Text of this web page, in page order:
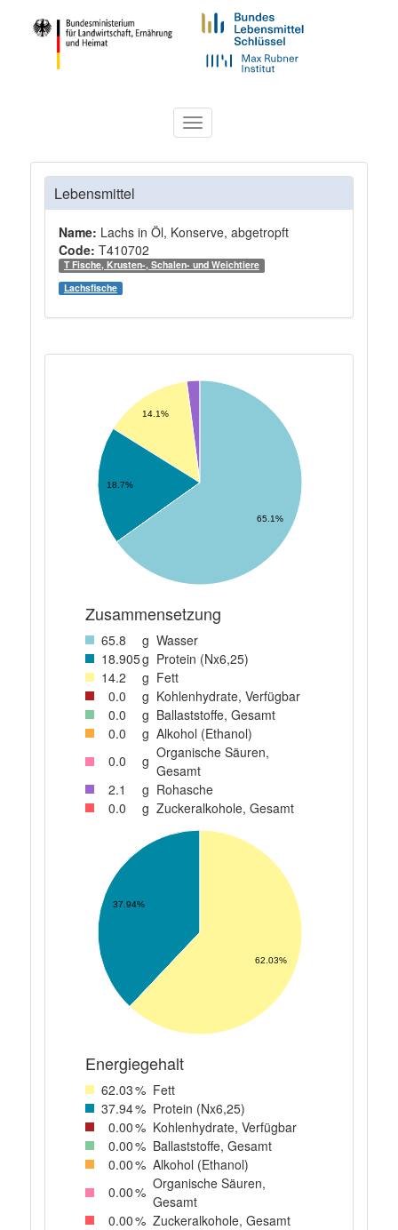
Toggle
navigation
Lebensmittel
Name: Lachs in Öl, Konserve, abgetropft
Code: T410702
T Fische, Krusten-, Schalen- und Weichtiere
Lachsfische
14.1%
18.7%
65.1%
Zusammensetzung
65.8 g Wasser
18.905g Protein (Nx6,25)
14.2 g Fett
0.0 g Kohlenhydrate, Verfügbar
0.0 g Ballaststoffe, Gesamt
0.0 g Alkohol (Ethanol)
0.0 g Organische Säuren,
Gesamt
2.1 g Rohasche
0.0 g Zuckeralkohole, Gesamt
37.94%
62.03%
Energiegehalt
62.03% Fett
37.94% Protein (Nx6,25)
0.00% Kohlenhydrate, Verfügbar
0.00% Ballaststoffe, Gesamt
0.00% Alkohol (Ethanol)
0.00% Organische Säuren,
Gesamt
0.00% Zuckeralkohole, Gesamt